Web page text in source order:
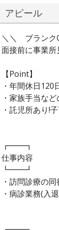
アピール
＼＼ ブラン
面接前に事業所
【Point】
・年間休日120
・家族手当な
・託児所あり!
┏━━┓
仕事内容
┗━━┛
・訪問診療の
・病診業務(入